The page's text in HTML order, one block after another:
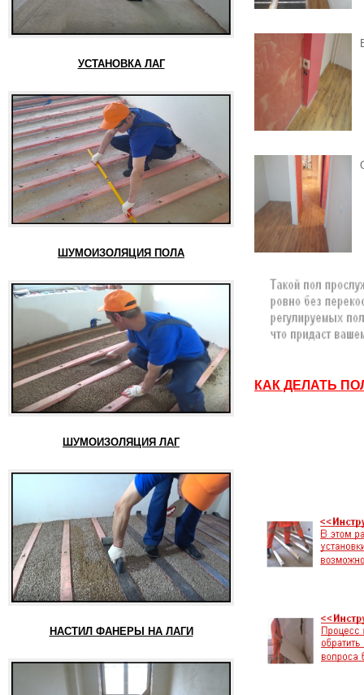
УСТАНОВКА ЛАГ
ШУМОИЗОЛЯЦИЯ ПОЛА
ШУМОИЗОЛЯЦИЯ ЛАГ
НАСТИЛ ФАНЕРЫ НА ЛАГИ
КАК ДЕЛАТЬ